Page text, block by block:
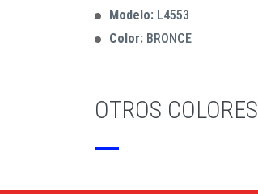
Modelo: L4553
Color: BRONCE
OTROS COLORES